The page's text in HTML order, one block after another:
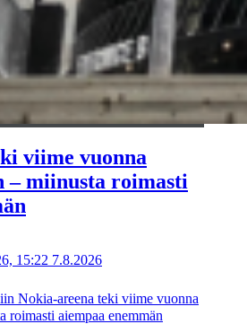
viime vuonna
– miinusta roimasti
15:22 7.8.2026
Nokia-areena teki viime vuonna
roimasti aiempaa enemmän